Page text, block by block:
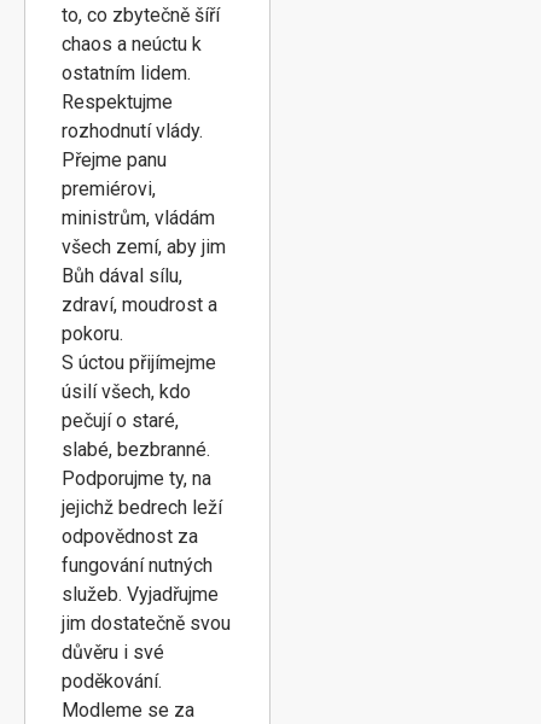
to, co zbytečně šíří
chaos a neúctu k
ostatním lidem.
Respektujme
rozhodnutí vlády.
Přejme panu
premiérovi,
ministrům, vládám
všech zemí, aby jim
Bůh dával sílu,
zdraví, moudrost a
pokoru.
S úctou přijímejme
úsilí všech, kdo
pečují o staré,
slabé, bezbranné.
Podporujme ty, na
jejichž bedrech leží
odpovědnost za
fungování nutných
služeb. Vyjadřujme
jim dostatečně svou
důvěru i své
poděkování.
Modleme se za